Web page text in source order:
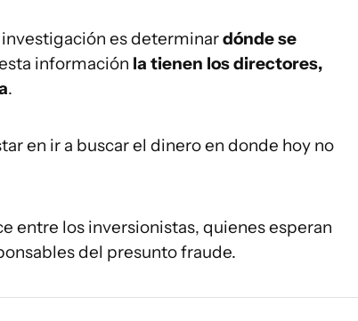
es determinardónde se
información la tienen los directores,
.
en ir a buscar el dinero en donde hoy no
entre los inversionistas, quienes esperan
del presunto fraude.